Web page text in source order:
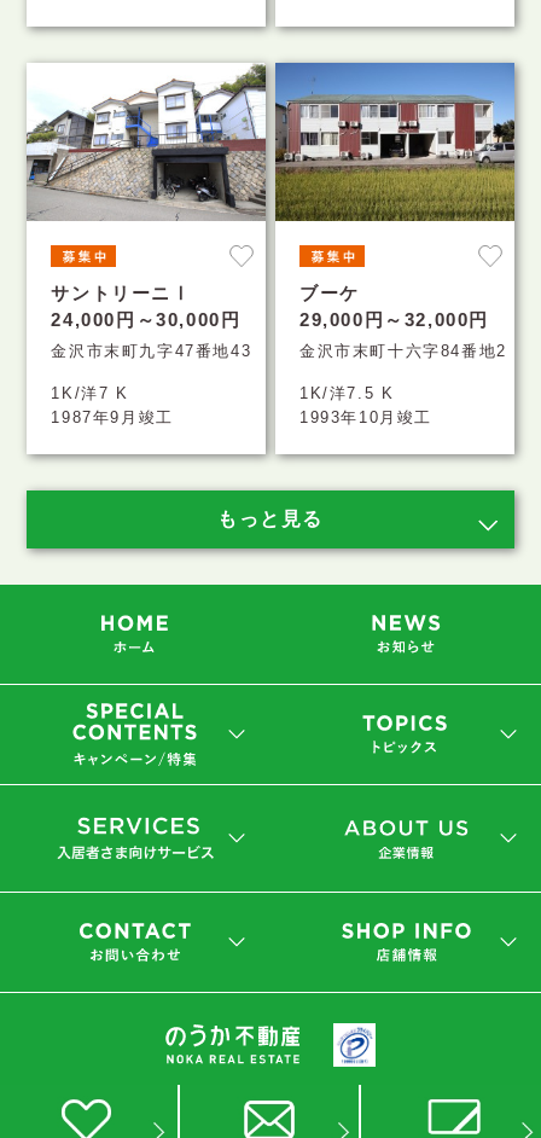
サントリーニⅠ
24,000円～30,000円
金沢市末町九字47番地43
1K/洋7 K
1987年9月竣工
ブーケ
29,000円～32,000円
金沢市末町十六字84番地2
1K/洋7.5 K
1993年10月竣工
プライバシーポリシー